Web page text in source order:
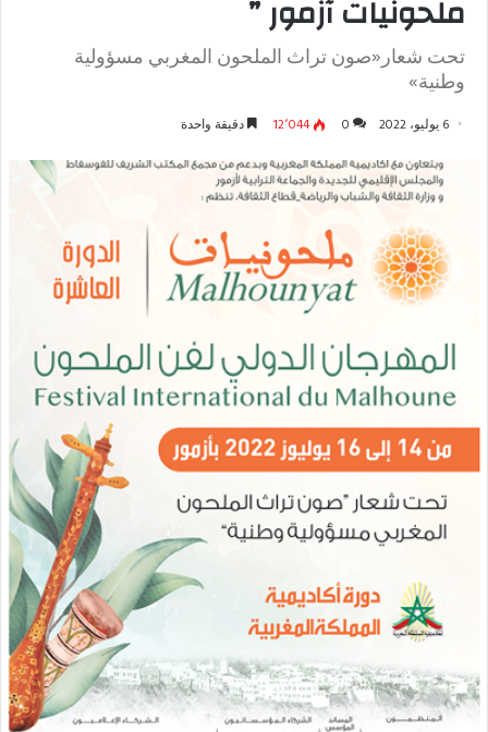
ملحونيات آزمور ”
تحت شعار«صون تراث الملحون المغربي مسؤولية
وطنية»
6 يوليو، 2022 0 12٬044 دقيقة واحدة